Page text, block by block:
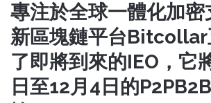
專注於全球一體化加密
新區塊鏈平台Bitcollar
了即將到來的IEO，它
日至12月4日的